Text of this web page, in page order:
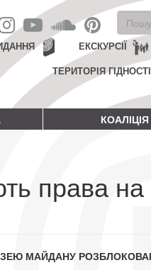
Пошук
ЕКСКУРСІЇ
ТЕРИТОРІЯ
права
МАЙДАНУ